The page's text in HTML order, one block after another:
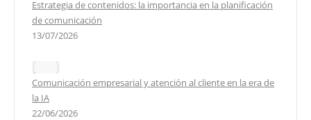
Estrategia de contenidos: la importancia en la planificación
de comunicación
13/07/2026
Comunicación empresarial y atención al cliente en la era de
la IA
22/06/2026